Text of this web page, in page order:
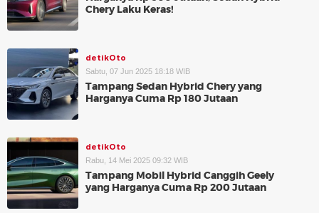
Chery Laku Keras!
detikOto
Sabtu, 07 Jun 2025 18:18 WIB
Tampang Sedan Hybrid Chery yang
Harganya Cuma Rp 180 Jutaan
detikOto
Rabu, 14 Mei 2025 09:32 WIB
Tampang Mobil Hybrid Canggih Geely
yang Harganya Cuma Rp 200 Jutaan